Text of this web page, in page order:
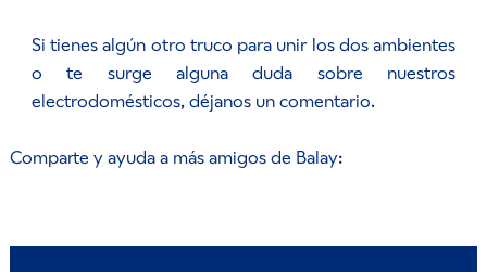
Si tienes algún otro truco para unir los dos ambientes
o te surge alguna duda sobre nuestros
electrodomésticos, déjanos un comentario.
Comparte y ayuda a más amigos de Balay: